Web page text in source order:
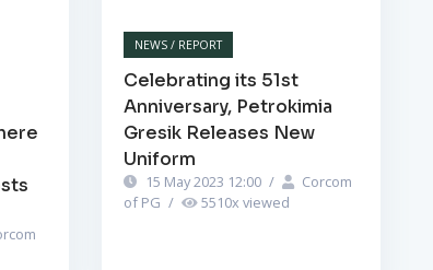
NEWS / REPORT
Celebrating its 51st
Anniversary, Petrokimia
Gresik Releases New
Uniform
15 May 2023 12:00 /
Corcom
of PG / 5510x viewed